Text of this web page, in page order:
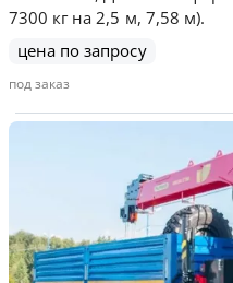
7300 кг на 2,5 м, 7,58 м).
цена по запросу
под заказ